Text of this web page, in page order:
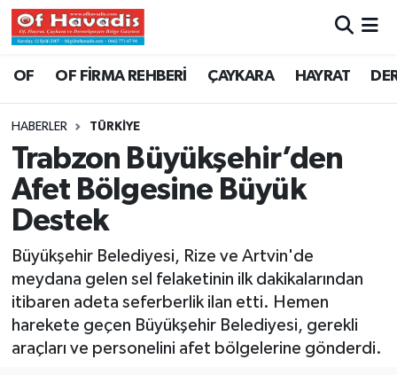
OF OF FİRMA REHBERİ ÇAYKARA HAYRAT
HABERLER TÜRKİYE
Trabzon Büyükşehir’den
Afet Bölgesine Büyük
Destek
Büyükşehir Belediyesi, Rize ve Artvin'de
meydana gelen sel felaketinin ilk dakikalarından
itibaren adeta seferberlik ilan etti. Hemen
harekete geçen Büyükşehir Belediyesi, gerekli
araçları ve personelini afet bölgelerine gönderdi.
Trabzon Nöbetçi Eczaneler
Trabzon Namaz Vakitleri
Trabzon Trafik Yoğunluk Haritası
Süper Lig Puan Durumu ve Fikstür
Tüm Manşetler
Son Dakika Haberleri